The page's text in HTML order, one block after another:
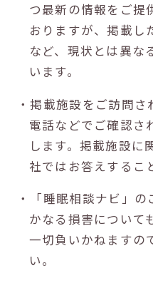
つ最新の情報をご提
おりますが、掲載し
など、現状とは異な
います。
・掲載施設をご訪問
電話などでご確認さ
します。掲載施設に
社ではお答えするこ
・「睡眠相談ナビ」
かなる損害について
一切負いかねますの
い。